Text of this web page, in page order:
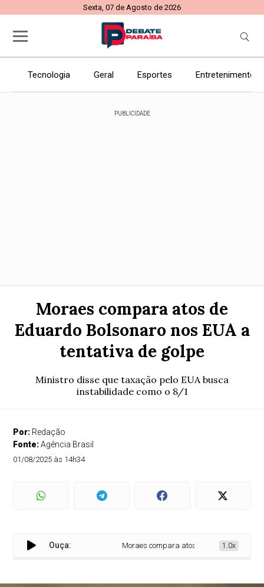
Sexta, 07 de Agosto de 2026
Tecnologia Geral Esportes Entretenimento
PUBLICIDADE
Moraes compara atos de
Eduardo Bolsonaro nos EUA a
tentativa de golpe
Ministro disse que taxação pelo EUA busca
instabilidade como o 8/1
Por: Redação
Fonte:Agência Brasil
01/08/2025 às 14h34
Ouça: Moraes compara atos de Eduardo
1.0x